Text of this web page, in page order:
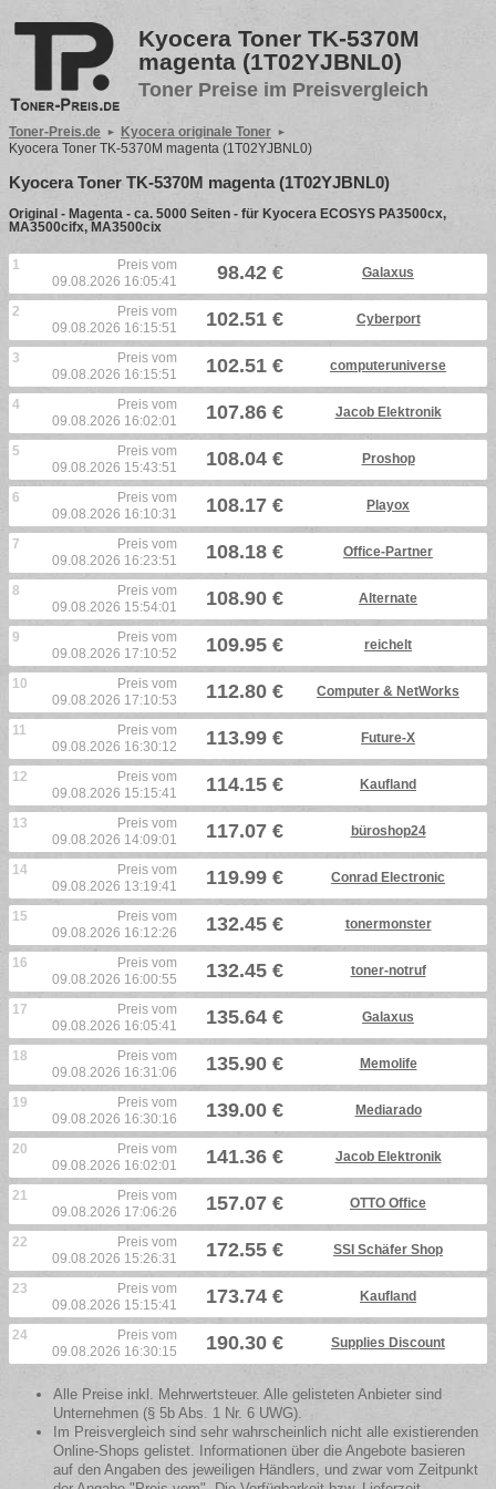
Kyocera Toner TK-5370M
magenta (1T02YJBNL0)
Toner Preise im Preisvergleich
Toner-Preis.de
Kyocera originale Toner
Kyocera Toner TK-5370M magenta (1T02YJBNL0)
Kyocera Toner TK-5370M magenta (1T02YJBNL0)
Original - Magenta - ca. 5000 Seiten - für Kyocera ECOSYS PA3500cx,
MA3500cifx, MA3500cix
1
Preis vom
09.08.2026 16:05:41
98.42 € Galaxus
2
Preis vom
09.08.2026 16:15:51
102.51 € Cyberport
3
Preis vom
09.08.2026 16:15:51
102.51 € computeruniverse
4
Preis vom
09.08.2026 16:02:01
107.86 € Jacob Elektronik
5
Preis vom
09.08.2026 15:43:51
108.04 € Proshop
6
Preis vom
09.08.2026 16:10:31
108.17 € Playox
7
Preis vom
09.08.2026 16:23:51
108.18 € Office-Partner
8
Preis vom
09.08.2026 15:54:01
108.90 € Alternate
9
Preis vom
09.08.2026 17:10:52
109.95 € reichelt
10
Preis vom
09.08.2026 17:10:53
112.80 € Computer & NetWorks
11
Preis vom
09.08.2026 16:30:12
113.99 € Future-X
12
Preis vom
09.08.2026 15:15:41
114.15 € Kaufland
13
Preis vom
09.08.2026 14:09:01
117.07 € büroshop24
14
Preis vom
09.08.2026 13:19:41
119.99 € Conrad Electronic
15
Preis vom
09.08.2026 16:12:26
132.45 € tonermonster
16
Preis vom
09.08.2026 16:00:55
132.45 € toner-notruf
17
Preis vom
09.08.2026 16:05:41
135.64 € Galaxus
18
Preis vom
09.08.2026 16:31:06
135.90 € Memolife
19
Preis vom
09.08.2026 16:30:16
139.00 € Mediarado
20
Preis vom
09.08.2026 16:02:01
141.36 € Jacob Elektronik
21
Preis vom
09.08.2026 17:06:26
157.07 € OTTO Office
22
Preis vom
09.08.2026 15:26:31
172.55 € SSI Schäfer Shop
23
Preis vom
09.08.2026 15:15:41
173.74 € Kaufland
24
Preis vom
09.08.2026 16:30:15
190.30 € Supplies Discount
Alle Preise inkl. Mehrwertsteuer. Alle gelisteten Anbieter sind
Unternehmen (§ 5b Abs. 1 Nr. 6 UWG).
Im Preisvergleich sind sehr wahrscheinlich nicht alle existierenden
Online-Shops gelistet. Informationen über die Angebote basieren
auf den Angaben des jeweiligen Händlers, und zwar vom Zeitpunkt